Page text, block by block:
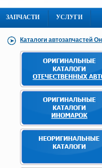
ЗАПЧАСТИ УСЛУГИ
Каталоги автозапчастей